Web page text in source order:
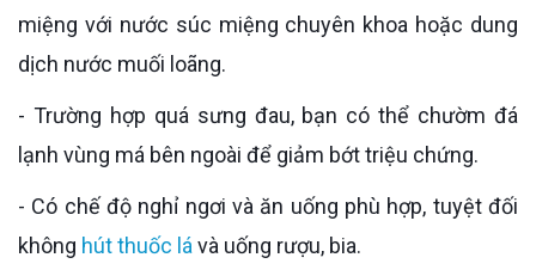
miệng với nước súc miệng chuyên khoa hoặc dung
dịch nước muối loãng.
- Trường hợp quá sưng đau, bạn có thể chườm đá
lạnh vùng má bên ngoài để giảm bớt triệu chứng.
- Có chế độ nghỉ ngơi và ăn uống phù hợp, tuyệt đối
không hút thuốc lávà uống rượu, bia.